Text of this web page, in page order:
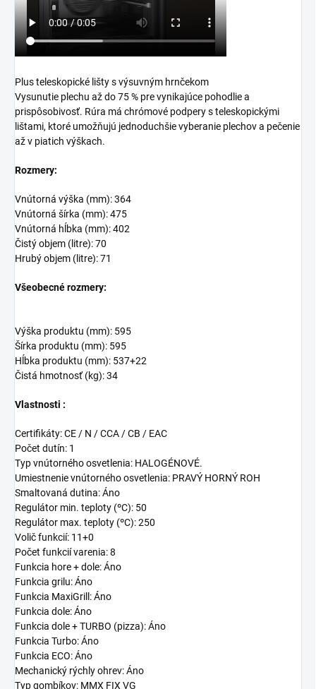
Plus teleskopické lišty s výsuvným hrnčekom
Vysunutie plechu až do 75 % pre vynikajúce pohodlie a
prispôsobivosť. Rúra má chrómové podpery s teleskopickými
lištami, ktoré umožňujú jednoduchšie vyberanie plechov a pečenie
až v piatich výškach.
Rozmery:
Vnútorná výška (mm): 364
Vnútorná šírka (mm): 475
Vnútorná hĺbka (mm): 402
Čistý objem (litre): 70
Hrubý objem (litre): 71
Všeobecné rozmery:
Výška produktu (mm): 595
Šírka produktu (mm): 595
Hĺbka produktu (mm): 537+22
Čistá hmotnosť (kg): 34
Vlastnosti :
Certifikáty: CE / N / CCA / CB / EAC
Počet dutín: 1
Typ vnútorného osvetlenia: HALOGÉNOVÉ.
Umiestnenie vnútorného osvetlenia: PRAVÝ HORNÝ ROH
Smaltovaná dutina: Áno
Regulátor min. teploty (ºC): 50
Regulátor max. teploty (ºC): 250
Volič funkcií: 11+0
Počet funkcií varenia: 8
Funkcia hore + dole: Áno
Funkcia grilu: Áno
Funkcia MaxiGrill: Áno
Funkcia dole: Áno
Funkcia dole + TURBO (pizza): Áno
Funkcia Turbo: Áno
Funkcia ECO: Áno
Mechanický rýchly ohrev: Áno
Typ gombíkov: MMX FIX VG